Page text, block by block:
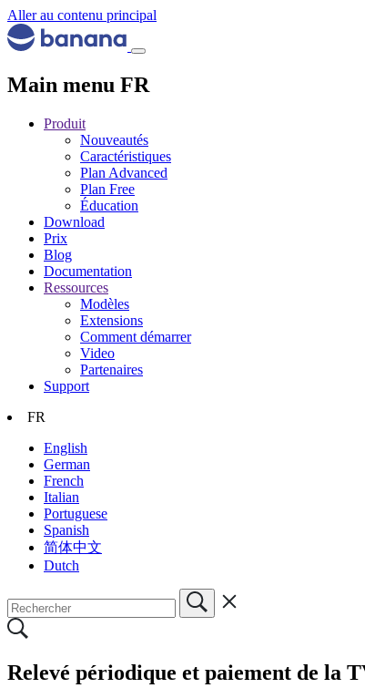
Aller au contenu principal
Main menu FR
Produit
Nouveautés
Caractéristiques
Plan Advanced
Plan Free
Éducation
Download
Prix
Blog
Documentation
Ressources
Modèles
Extensions
Comment démarrer
Video
Partenaires
Support
FR
English
German
French
Italian
Portuguese
Spanish
简体中文
Dutch
Relevé périodique et paiement de la